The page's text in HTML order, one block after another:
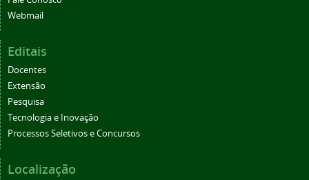
Webmail
Editais
Docentes
Extensão
Pesquisa
Tecnologia e Inovação
Processos Seletivos e Concursos
Localização